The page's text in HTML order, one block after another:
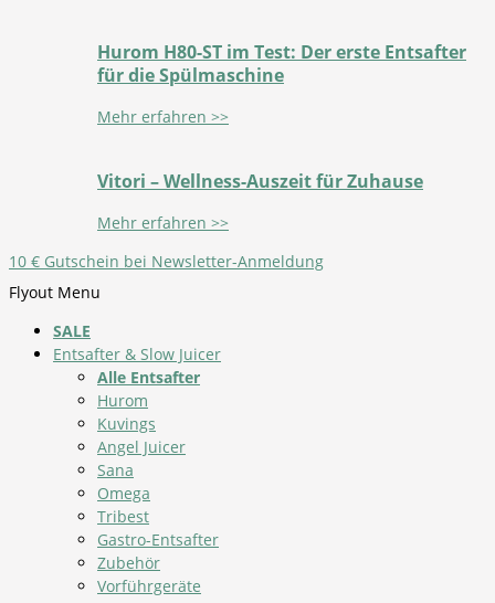
Hurom H80-ST im Test: Der erste Entsafter
für die Spülmaschine
Mehr erfahren >>
Vitori – Wellness-Auszeit für Zuhause
Mehr erfahren >>
10 € Gutschein bei Newsletter-Anmeldung
Flyout Menu
SALE
Entsafter & Slow Juicer
Alle Entsafter
Hurom
Kuvings
Angel Juicer
Sana
Omega
Tribest
Gastro-Entsafter
Zubehör
Vorführgeräte